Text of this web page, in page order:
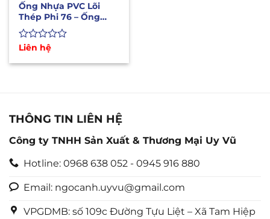
Ống Nhựa PVC Lõi
Thép Phi 76 – Ống
Dẫn Xăng Dầu Hóa
Chất
Được
hạng
Liên hệ
THÔNG TIN LIÊN HỆ
Công ty TNHH Sản Xuất & Thương Mại Uy Vũ
Hotline: 0968 638 052 - 0945 916 880
Email: ngocanh.uyvu@gmail.com
VPGDMB: số 109c Đường Tựu Liệt – Xã Tam Hiệp